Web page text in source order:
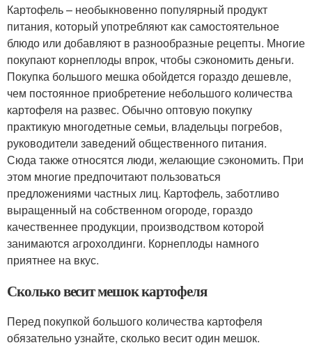
Картофель – необыкновенно популярный продукт
питания, который употребляют как самостоятельное
блюдо или добавляют в разнообразные рецепты. Многие
покупают корнеплоды впрок, чтобы сэкономить деньги.
Покупка большого мешка обойдется гораздо дешевле,
чем постоянное приобретение небольшого количества
картофеля на развес. Обычно оптовую покупку
практикую многодетные семьи, владельцы погребов,
руководители заведений общественного питания.
Сюда также относятся люди, желающие сэкономить. При
этом многие предпочитают пользоваться
предложениями частных лиц. Картофель, заботливо
выращенный на собственном огороде, гораздо
качественнее продукции, производством которой
занимаются агрохолдинги. Корнеплоды намного
приятнее на вкус.
Сколько весит мешок картофеля
Перед покупкой большого количества картофеля
обязательно узнайте, сколько весит один мешок.